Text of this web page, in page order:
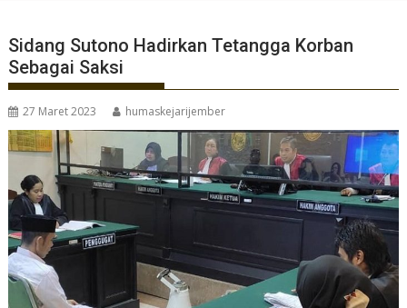
Sidang Sutono Hadirkan Tetangga Korban
Sebagai Saksi
27 Maret 2023 humaskejarijember